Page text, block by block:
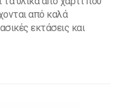
από καλά
εκτάσεις και